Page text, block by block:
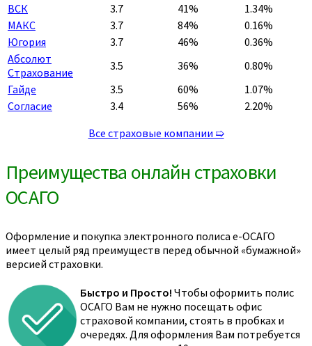
ВСК
3.7 41%
1.34%
МАКС
3.7 84%
0.16%
Югория
3.7 46%
0.36%
Абсолют
Страхование
3.5 36%
0.80%
Гайде
3.5 60%
1.07%
Согласие
3.4 56%
2.20%
Все страховые компании ➯
Преимущества онлайн страховки
ОСАГО
Оформление и покупка электронного полиса е-ОСАГО
имеет целый ряд преимуществ перед обычной «бумажной»
версией страховки.
Быстро и Просто! Чтобы оформить полис
ОСАГО Вам не нужно посещать офис
страховой компании, стоять в пробках и
очередях. Для оформления Вам потребуется